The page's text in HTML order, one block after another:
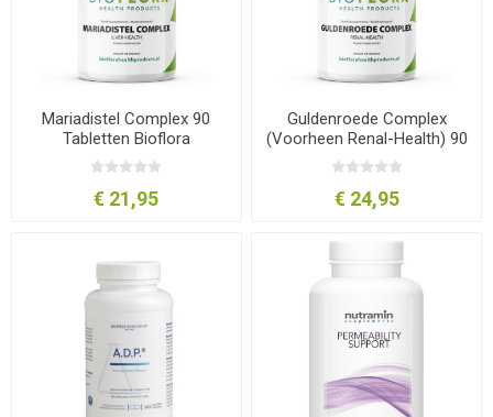
Mariadistel Complex 90
Tabletten Bioflora
€ 21,95
Guldenroede Complex
(Voorheen Renal-Health) 90
Tabletten Bioflora
€ 24,95